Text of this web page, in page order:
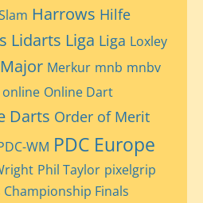
Harrows Hilfe
Lidarts Liga Liga Loxley
Major Merkur mnb mnbv
online Online Dart
Darts Order of Merit
WM PDC Europe
Phil Taylor pixelgrip
Championship Finals